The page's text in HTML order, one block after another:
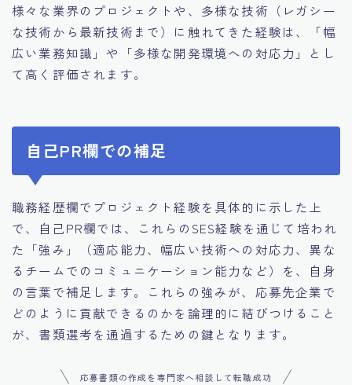
様々な業界のプロジェクトや、多様な技術（レガシー
な技術から最新技術まで）に触れてきた経験は、「幅
広い業務知識」や「多様な開発環境への対応力」とし
て高く評価されます。
自己PR欄での補足
職務経歴欄でプロジェクト経験を具体的に示した上
で、自己PR欄では、これらのSES経験を通じて培われ
た「強み」（適応能力、幅広い技術への対応力、異な
るチームでのコミュニケーション能力など）を、自身
の言葉で補足します。これらの強みが、応募先企業で
どのように貢献できるのかを論理的に結びつけること
が、書類選考を通過するための鍵となります。
応募書類の作成を専門家へ相談して転職成功